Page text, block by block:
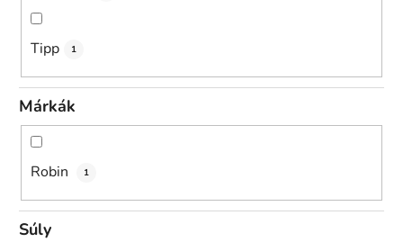
Tipp 1
Márkák
Robin 1
Súly